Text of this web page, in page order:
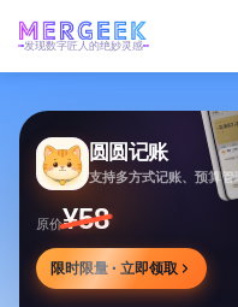
发现数字匠人的绝妙灵感
圆圆记账
原价¥58
限时限量 · 立即领取